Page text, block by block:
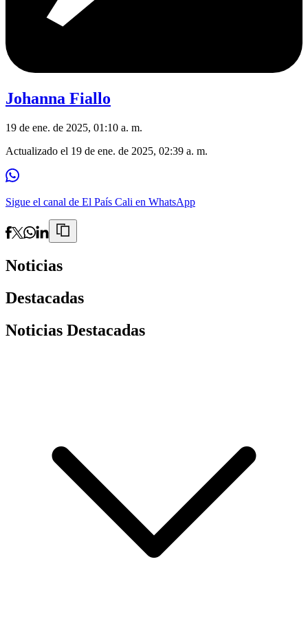
Johanna Fiallo
19 de ene. de 2025, 01:10 a. m.
Actualizado el 19 de ene. de 2025, 02:39 a. m.
Sigue el canal de El País Cali en WhatsApp
Noticias
Destacadas
Noticias Destacadas